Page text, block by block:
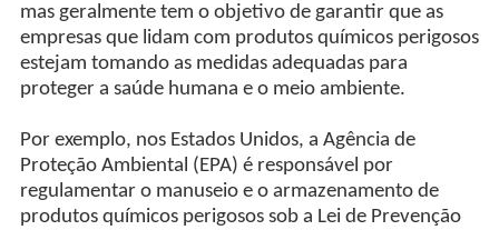
mas geralmente tem o objetivo de garantir que as
empresas que lidam com produtos químicos perigosos
estejam tomando as medidas adequadas para
proteger a saúde humana e o meio ambiente.
Por exemplo, nos Estados Unidos, a Agência de
Proteção Ambiental (EPA) é responsável por
regulamentar o manuseio e o armazenamento de
produtos químicos perigosos sob a Lei de Prevenção